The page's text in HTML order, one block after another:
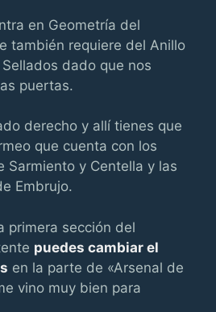
en Geometría del
también requiere del Anillo
dado que nos
puertas.
derecho y allí tienes que
que cuenta con los
Sarmiento y Centella y las
Embrujo.
primera sección del
puedes cambiar el
en la parte de «Arsenal de
vino muy bien para